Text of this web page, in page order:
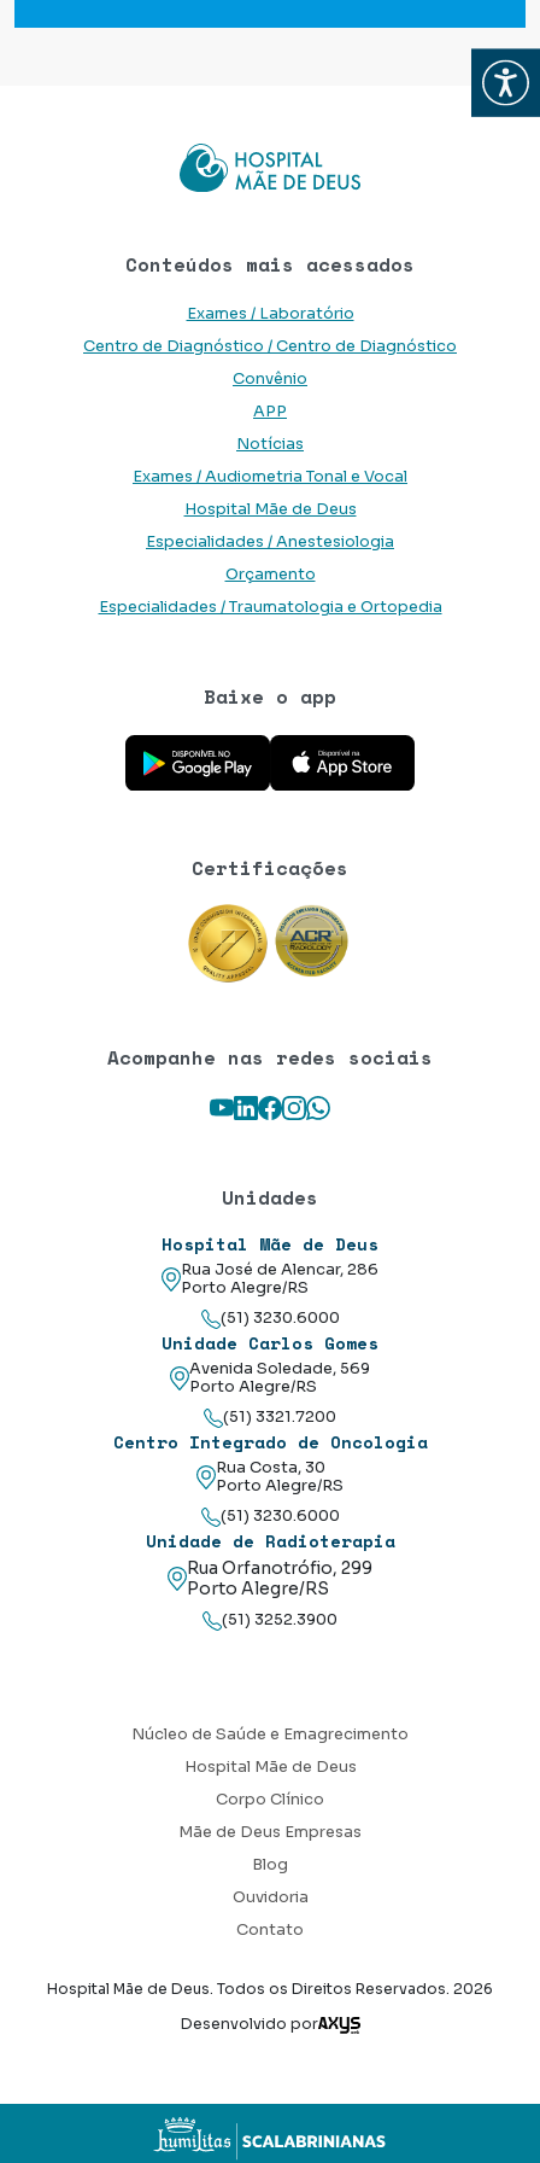
Abrir
Conteúdos mais acessados
Exames / Laboratório
Centro de Diagnóstico / Centro de Diagnóstico
Convênio
APP
Notícias
Exames / Audiometria Tonal e Vocal
Hospital Mãe de Deus
Especialidades / Anestesiologia
Orçamento
Especialidades / Traumatologia e Ortopedia
Baixe o app
Baixe o aplicativo na Google Play Store
Baixe o aplicativo na App Store
Certificações
Acompanhe nas redes sociais
Youtube
LinkedIn
Facebook
Instagram
WhatsApp
Unidades
Hospital Mãe de Deus
Rua José de Alencar, 286
Porto Alegre/RS
(51) 3230.6000
Unidade Carlos Gomes
Avenida Soledade, 569
Porto Alegre/RS
(51) 3321.7200
Centro Integrado de Oncologia
Rua Costa, 30
Porto Alegre/RS
(51) 3230.6000
Unidade de Radioterapia
Rua Orfanotrófio, 299
Porto Alegre/RS
(51) 3252.3900
Núcleo de Saúde e Emagrecimento
Hospital Mãe de Deus
Corpo Clínico
Mãe de Deus Empresas
Blog
Ouvidoria
Contato
Hospital Mãe de Deus. Todos os Direitos Reservados. 2026
Desenvolvido por
Axysweb